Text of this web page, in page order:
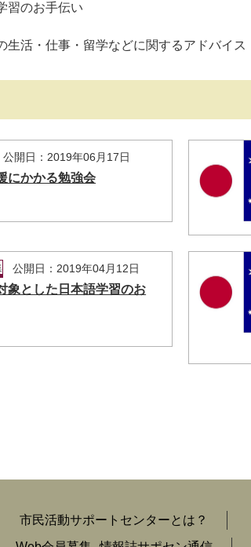
習のお手伝い
生活・仕事・留学などに関するアドバイス
公開日：2019年06月17日
にかかる勉強会
公開日：2019年04月12日
象とした日本語学習のお
市民活動サポートセンターとは？